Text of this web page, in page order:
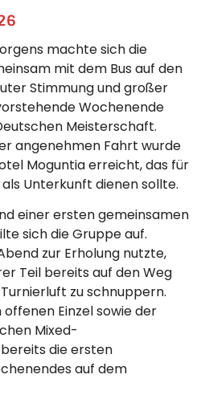
machte sich die
mit dem Bus auf den
Stimmung und großer
Wochenende
Meisterschaft.
angenehmen Fahrt wurde
Moguntia erreicht, das für
Unterkunft dienen sollte.
einer ersten gemeinsamen
sich die Gruppe auf.
zur Erholung nutzte,
Teil bereits auf den Weg
zu schnuppern.
Einzel sowie der
Mixed-
die ersten
auf dem